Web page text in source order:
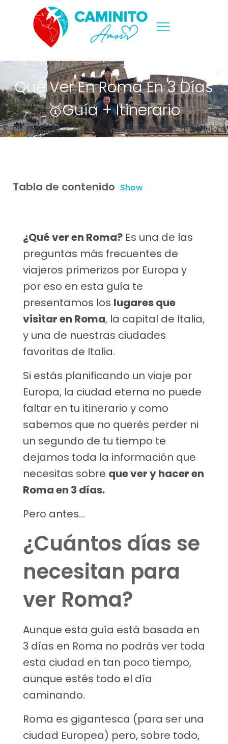
Qué Ver En Roma En 3 Días
🥇Guía + Itinerario
Tabla de contenido Show
¿Qué ver en Roma? Es una de las
preguntas más frecuentes de
viajeros primerizos por Europa y
por eso en esta guía te
presentamos los lugares que
visitar en Roma, la capital de Italia,
y una de nuestras ciudades
favoritas de Italia.
Si estás planificando un viaje por
Europa, la ciudad eterna no puede
faltar en tu itinerario y como
sabemos que no querés perder ni
un segundo de tu tiempo te
dejamos toda la información que
necesitas sobre que ver y hacer en
Roma en 3 días.
Pero antes…
¿Cuántos días se
necesitan para
ver Roma?
Aunque esta guía está basada en
3 días en Roma no podrás ver toda
esta ciudad en tan poco tiempo,
aunque estés todo el día
caminando.
Roma es gigantesca (para ser una
ciudad Europea) pero, sobre todo,